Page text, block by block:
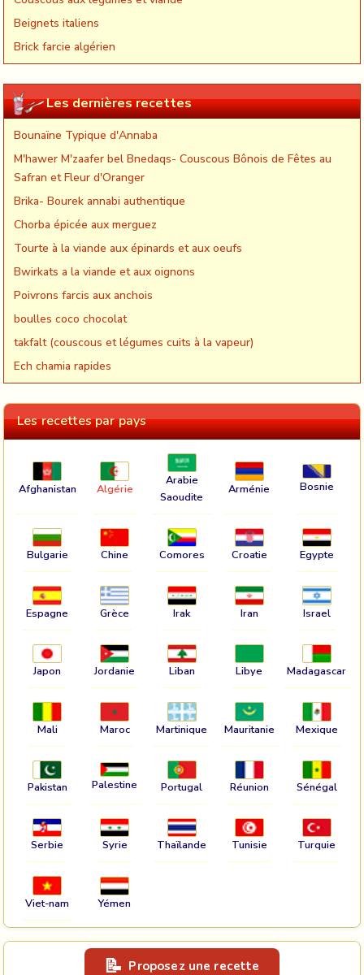
Beignets italiens
Brick farcie algérien
Les dernières recettes
Bounaïne Typique d'Annaba
M'hawer M'zaafer bel Bnedaqs- Couscous Bônois de Fêtes au
Safran et Fleur d'Oranger
Brika- Bourek annabi authentique
Chorba épicée aux merguez
Tourte à la viande aux épinards et aux oeufs
Bwirkats a la viande et aux oignons
Poivrons farcis aux anchois
boulles coco chocolat
takfalt (couscous et légumes cuits à la vapeur)
Ech chamia rapides
Les recettes par pays
Afghanistan Algérie
Arabie
Saoudite
Arménie Bosnie
Bulgarie Chine Comores Croatie Egypte
Espagne Grèce Irak Iran Israel
Japon Jordanie Liban Libye Madagascar
Mali Maroc Martinique Mauritanie Mexique
Pakistan Palestine Portugal Réunion Sénégal
Serbie Syrie Thaïlande Tunisie Turquie
Viet-nam Yémen
Proposez une recette